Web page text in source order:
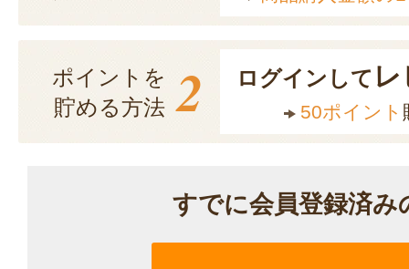
ポイントを
貯める方法 2 ログインして
50ポイント
すでに会員登録済み